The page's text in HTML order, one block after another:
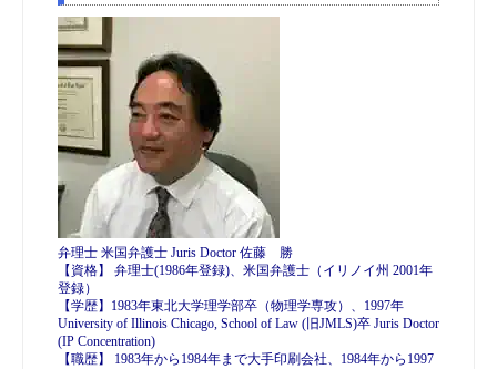
弁理士 米国弁護士 Juris Doctor 佐藤 勝
【資格】 弁理士(1986年登録)、米国弁護士（イリノイ州 2001年
登録）
【学歴】1983年東北大学理学部卒（物理学専攻）、1997年
University of Illinois Chicago, School of Law (旧JMLS)卒 Juris Doctor
(IP Concentration)
【職歴】 1983年から1984年まで大手印刷会社、1984年から1997